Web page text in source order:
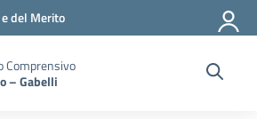
del Merito
Comprensivo
– Gabelli